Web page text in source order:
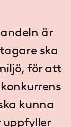
är
ska
för att
kunna
uppfyller